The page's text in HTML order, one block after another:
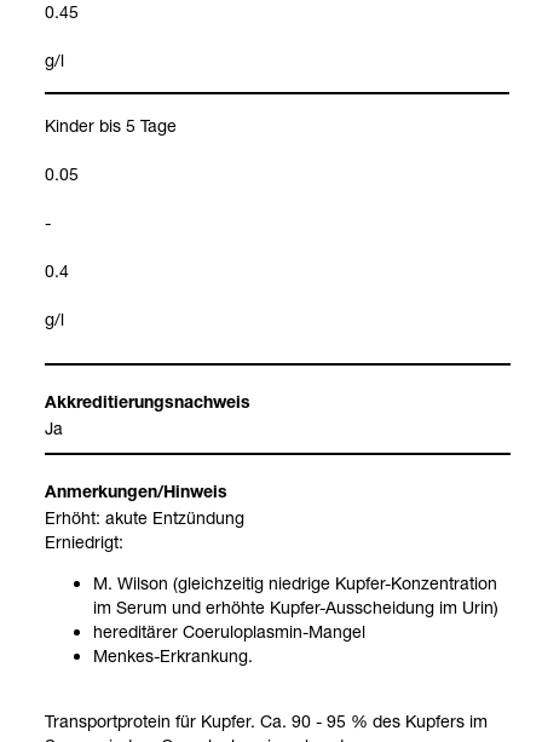
0.45
g/l
Kin­der bis 5 Tage
0.05
-
0.4
g/l
Akkre­di­tie­rungs­nach­weis
Ja
Anmer­kun­gen/Hin­weis
Erhöht: akute Ent­zün­dung
Ernied­rigt:
M. Wil­son (gleich­zei­tig nied­rige Kup­fer-​Kon­zen­tra­tion
im Serum und erhöhte Kup­fer-​Aus­schei­dung im Urin)
heredi­tä­rer Coe­ru­lo­plas­min-​Man­gel
Men­kes-​Erkran­kung.
Trans­port­pro­tein für Kup­fer. Ca. 90 - 95 % des Kup­fers im